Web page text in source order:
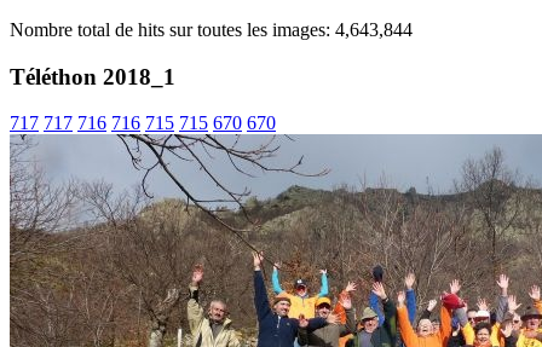
Nombre total de hits sur toutes les images: 4,643,844
Téléthon 2018_1
717 717 716 716 715 715 670 670